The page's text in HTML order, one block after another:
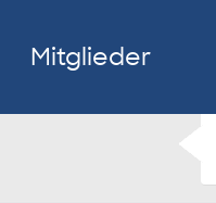
Mitglieder